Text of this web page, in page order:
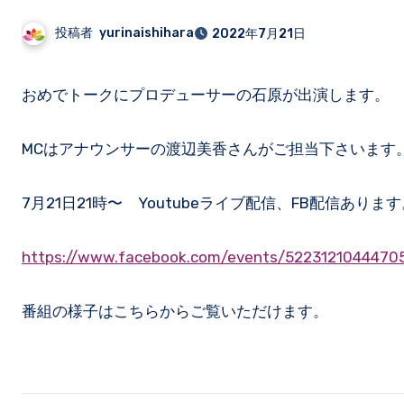
投稿者 yurinaishihara 2022年7月21日
おめでトークにプロデューサーの石原が出演します。
MCはアナウンサーの渡辺美香さんがご担当下さいます。
7月21日21時〜 Youtubeライブ配信、FB配信あります
https://www.facebook.com/events/
番組の様子はこちらからご覧いただけます。